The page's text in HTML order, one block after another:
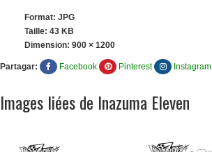
Format: JPG
Taille: 43 KB
Dimension: 900 × 1200
Partagar: Facebook Pinterest Instagram
Images liées de Inazuma Eleven